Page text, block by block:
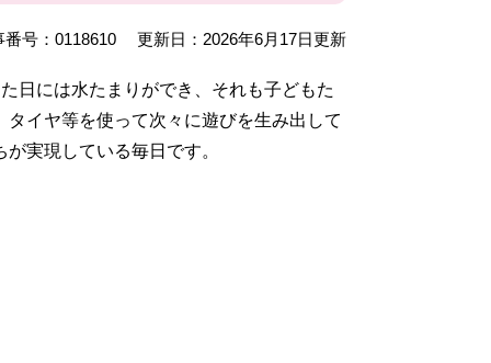
番号：0118610 更新日：2026年6月17日更新
日には水たまりができ、それも子どもた
イヤ等を使って次々に遊びを生み出して
実現している毎日です。